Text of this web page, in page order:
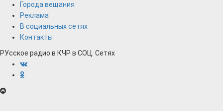
Города вещания
Реклама
В социальных сетях
Контакты
РУсское радио в КЧР в СОЦ. Сетях